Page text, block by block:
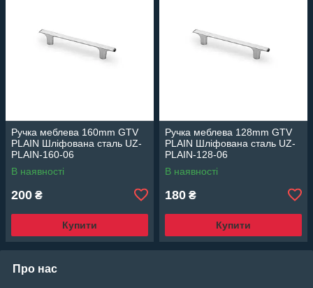
Ручка меблева 160mm GTV
PLAIN Шліфована сталь UZ-
PLAIN-160-06
В наявності
200 ₴
Купити
Ручка меблева 128mm GTV
PLAIN Шліфована сталь UZ-
PLAIN-128-06
В наявності
180 ₴
Купити
Про нас